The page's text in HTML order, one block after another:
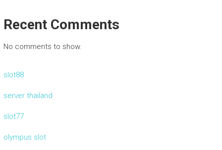
Recent Comments
No comments to show.
slot88
server thailand
slot77
olympus slot